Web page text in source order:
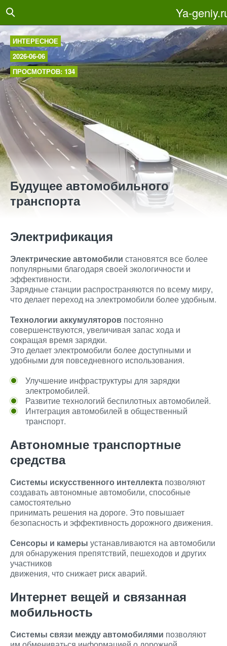
Ya-
ИНТЕРЕСНОЕ
2026-06-06
ПРОСМОТРОВ: 134
Будущее автомобильного
транспорта
Электрификация
Электрические автомобили становятся все более
популярными благодаря своей экологичности и
эффективности.
Зарядные станции распространяются по всему миру,
что делает переход на электромобили более удобным.
Технологии аккумуляторов постоянно
совершенствуются, увеличивая запас хода и
сокращая время зарядки.
Это делает электромобили более доступными и
удобными для повседневного использования.
Улучшение инфраструктуры для зарядки
электромобилей.
Развитие технологий беспилотных автомобилей.
Интеграция автомобилей в общественный
транспорт.
Автономные транспортные
средства
Системы искусственного интеллекта позволяют
создавать автономные автомобили, способные
самостоятельно
принимать решения на дороге. Это повышает
безопасность и эффективность дорожного движения.
Сенсоры и камеры устанавливаются на автомобили
для обнаружения препятствий, пешеходов и других
участников
движения, что снижает риск аварий.
Интернет вещей и связанная
мобильность
Системы связи между автомобилями позволяют